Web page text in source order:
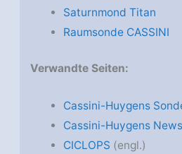
Saturnmond Titan
Raumsonde CASSINI
Verwandte Seiten:
Cassini-Huygens
Cassini-Huygens
CICLOPS (engl.)